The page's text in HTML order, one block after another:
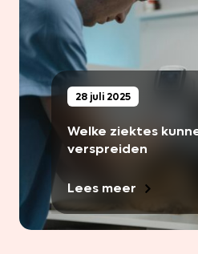
28 juli 2025
Welke ziektes
verspreiden
Lees meer